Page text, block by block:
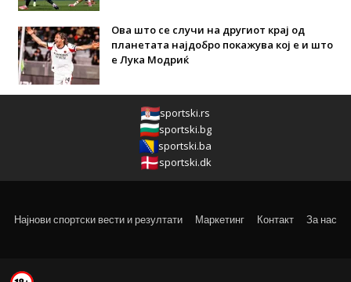
Ова што се случи на другиот крај од
планетата најдобро покажува кој е и што
е Лука Модриќ
sportski.rs
sportski.bg
sportski.ba
sportski.dk
Најнови спортски вести и резултати Маркетинг Контакт За нас